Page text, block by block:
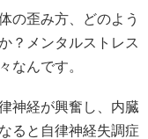
の歪み方、どのよう
？メンタルストレス
なんです。
神経が興奮し、内臓
ると自律神経失調症